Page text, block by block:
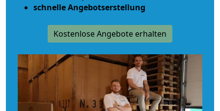
schnelle Angebotserstellung
Kostenlose Angebote erhalten